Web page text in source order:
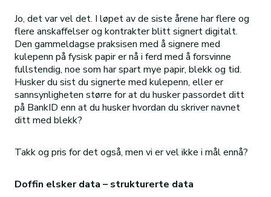
Jo, det var vel det. I løpet av de siste årene har flere og
flere anskaffelser og kontrakter blitt signert digitalt.
Den gammeldagse praksisen med å signere med
kulepenn på fysisk papir er nå i ferd med å forsvinne
fullstendig, noe som har spart mye papir, blekk og tid.
Husker du sist du signerte med kulepenn, eller er
sannsynligheten større for at du husker passordet ditt
på BankID enn at du husker hvordan du skriver navnet
ditt med blekk?
Takk og pris for det også, men vi er vel ikke i mål ennå?
Doffin elsker data – strukturerte data